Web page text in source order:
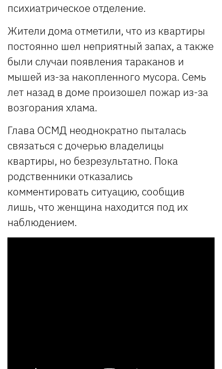
психиатрическое отделение.
Жители дома отметили, что из квартиры
постоянно шел неприятный запах, а также
были случаи появления тараканов и
мышей из-за накопленного мусора. Семь
лет назад в доме произошел пожар из-за
возгорания хлама.
Глава ОСМД неоднократно пыталась
связаться с дочерью владелицы
квартиры, но безрезультатно. Пока
родственники отказались
комментировать ситуацию, сообщив
лишь, что женщина находится под их
наблюдением.